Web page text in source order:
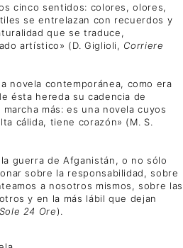
cinco sentidos: colores, olores,
se entrelazan con recuerdos y
que se traduce,
artístico» (D. Giglioli, Corriere
novela contemporánea, como era
ésta hereda su cadencia de
más: es una novela cuyos
cálida, tiene corazón» (M. S.
guerra de Afganistán, o no sólo
sobre la responsabilidad, sobre
a nosotros mismos, sobre las
y en la más lábil que dejan
24 Ore).